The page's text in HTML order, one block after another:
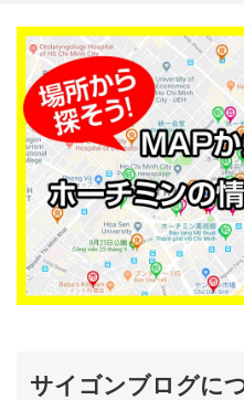
サイゴンブログに